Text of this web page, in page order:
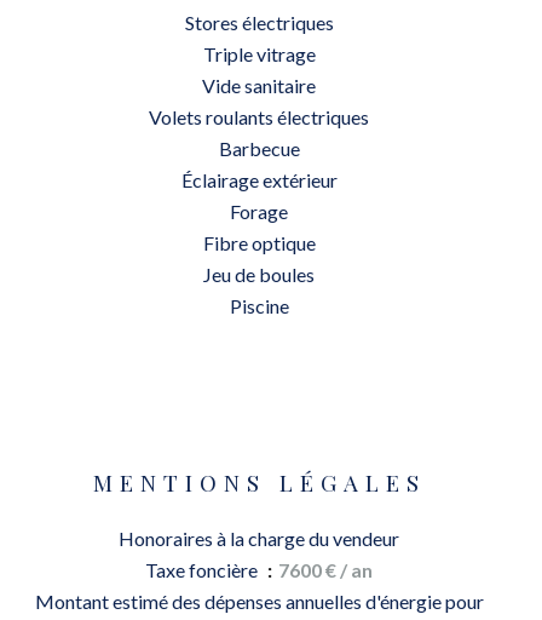
Stores électriques
Triple vitrage
Vide sanitaire
Volets roulants électriques
Barbecue
Éclairage extérieur
Forage
Fibre optique
Jeu de boules
Piscine
MENTIONS LÉGALES
Honoraires à la charge du vendeur
Taxe foncière
7600 € / an
Montant estimé des dépenses annuelles d'énergie pour